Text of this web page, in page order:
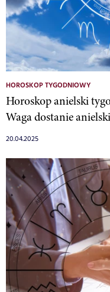
HOROSKOP TYGODNIOWY
Horoskop anielski
Waga dostanie
20.04.2025